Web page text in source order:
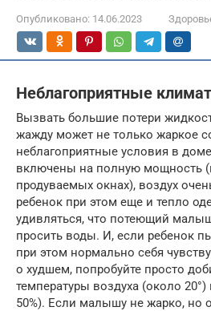
Опубликовано: 14.06.2023
Неблагоприятные
Вызвать большие потери
жажду может не только жаркое
неблагоприятные условия в
включены на полную мощность
продуваемых окнах), воздух
ребенок при этом еще и тепло
удивляться, что потеющий
просить воды. И, если ребенок
при этом нормально себя
о худшем, попробуйте просто
температуры воздуха (около
50%). Если малышу не жарко, но